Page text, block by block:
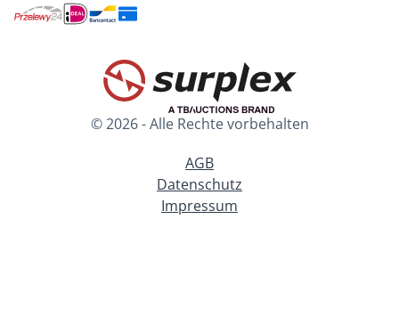
© 2026 - Alle Rechte vorbehalten
AGB
Datenschutz
Impressum